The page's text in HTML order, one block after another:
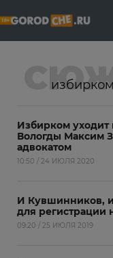
избирком
Избирком уходит
Вологды Максим
адвокатом
10:50 / 24 ИЮЛЯ 2020
И Кувшинников,
для регистрации
09:20 / 25 ИЮЛЯ 2019